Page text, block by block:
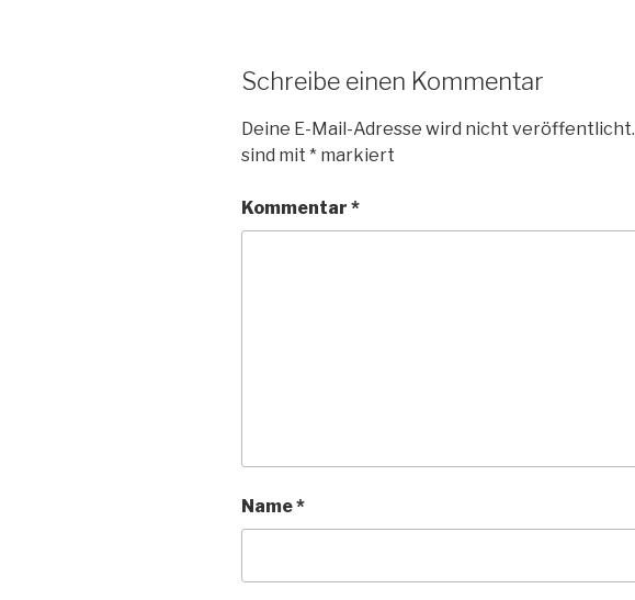
Schreibe einen Kommentar
Deine E-Mail-Adresse wird nicht veröffentlicht.
sind mit * markiert
Kommentar *
Name*